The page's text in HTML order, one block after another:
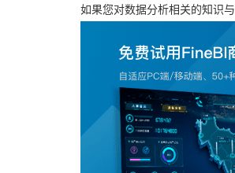
如果您对数据分析相关的知识